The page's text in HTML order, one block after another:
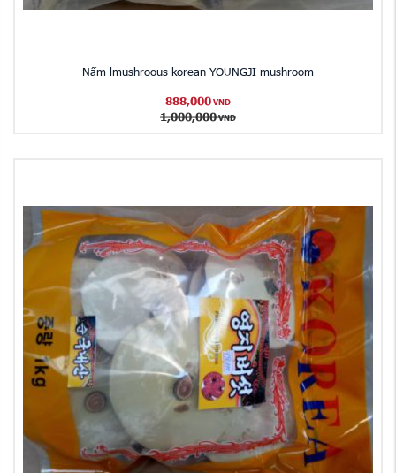
Nấm lmushroous korean YOUNGJI mushroom
888,000 VND
1,000,000 VND